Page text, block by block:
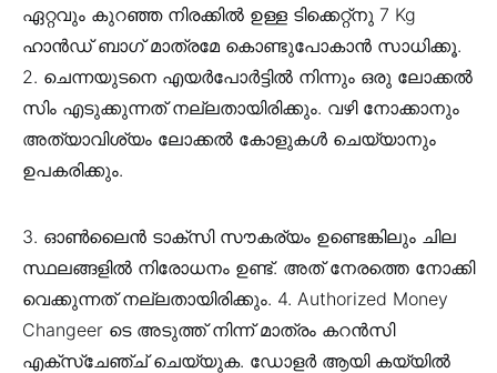
ഏറ്റവും കുറഞ്ഞ നിരക്കില്‍ ഉള്ള ടിക്കെറ്റ്നു 7 Kg
ഹാന്‍ഡ്‌ ബാഗ്‌ മാത്രമേ കൊണ്ടുപോകാന്‍ സാധിക്കൂ.
2. ചെന്നയുടനെ എയര്‍പോര്‍ട്ടില്‍ നിന്നും ഒരു ലോക്കല്‍
സിം എടുക്കുന്നത് നല്ലതായിരിക്കും. വഴി നോക്കാനും
അത്യാവിശ്യം ലോക്കല്‍ കോളുകള്‍ ചെയ്യാനും
ഉപകരിക്കും.
3. ഓണ്‍ലൈന്‍ ടാക്സി സൗകര്യം ഉണ്ടെങ്കിലും ചില
സ്ഥലങ്ങളില്‍ നിരോധനം ഉണ്ട്. അത് നേരത്തെ നോക്കി
വെക്കുന്നത് നല്ലതായിരിക്കും. 4. Authorized Money
Changeer ടെ അടുത്ത് നിന്ന് മാത്രം കറന്‍സി
എക്സ്ചേഞ്ച് ചെയ്യുക. ഡോളര്‍ ആയി കയ്യില്‍